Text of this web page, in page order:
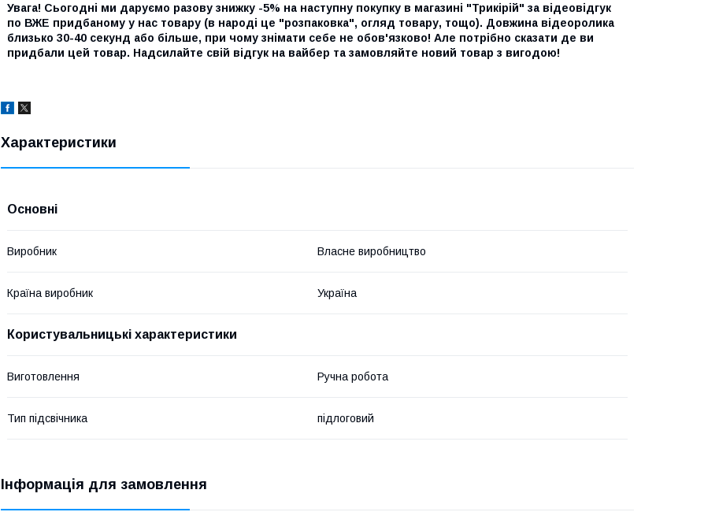
Увага! Сьогодні ми даруємо разову знижку -5% на наступну покупку в магазині "Трикірій" за відеовідгук
по ВЖЕ придбаному у нас товару (в народі це "розпаковка", огляд товару, тощо). Довжина відеоролика
близько 30-40 секунд або більше, при чому знімати себе не обов'язково! Але потрібно сказати де ви
придбали цей товар. Надсилайте свій відгук на вайбер та замовляйте новий товар з вигодою!
Характеристики
Основні
Виробник Власне виробництво
Країна виробник Україна
Користувальницькі характеристики
Виготовлення Ручна робота
Тип підсвічника підлоговий
Інформація для замовлення